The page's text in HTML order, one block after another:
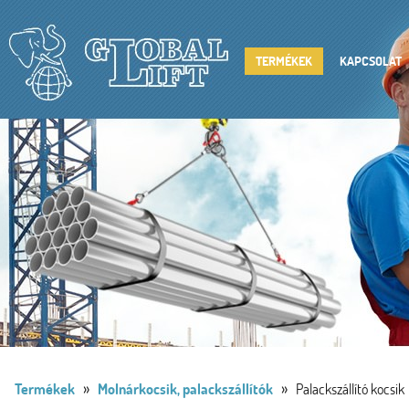
TERMÉKEK KAPCSOLAT
Termékek » Molnárkocsik, palackszállítók » Palackszállító kocsik